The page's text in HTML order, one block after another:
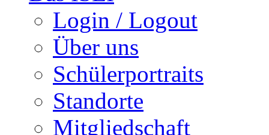
Login / Logout
Über uns
Schülerportraits
Standorte
Mitgliedschaft